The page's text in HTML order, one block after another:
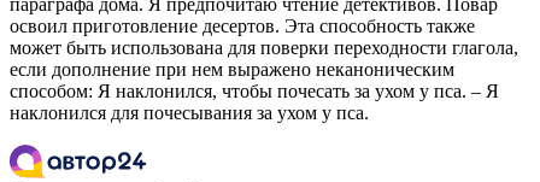
параграфа дома. Я предпочитаю чтение детективов. Повар
освоил приготовление десертов. Эта способность также
может быть использована для поверки переходности глагола,
если дополнение при нем выражено неканоническим
способом: Я наклонился, чтобы почесать за ухом у пса. – Я
наклонился для почесывания за ухом у пса.